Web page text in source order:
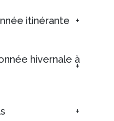
itinérante
hivernale à